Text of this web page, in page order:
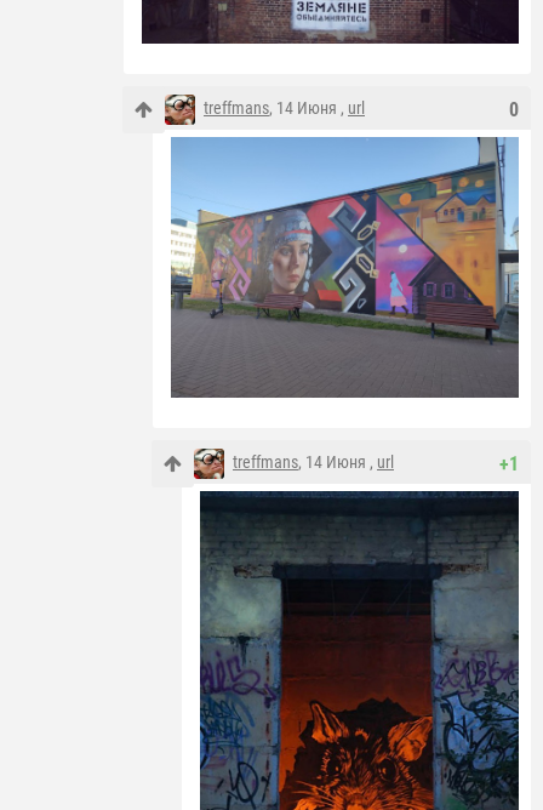
0
treffmans, 14 Июня , url
+1
treffmans, 14 Июня , url